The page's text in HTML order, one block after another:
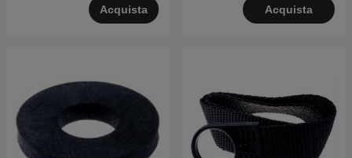
Acquista Acquista